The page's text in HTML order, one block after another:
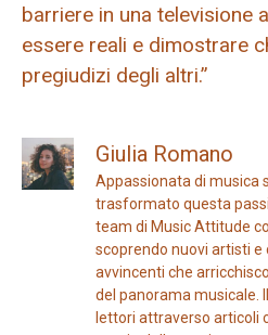
barriere in una televisione
essere reali e dimostrare
pregiudizi degli altri.”
Giulia Romano
Appassionata di musica
trasformato questa
team di Music Attitude
scoprendo nuovi artisti e
avvincenti che
del panorama musicale.
lettori attraverso articoli